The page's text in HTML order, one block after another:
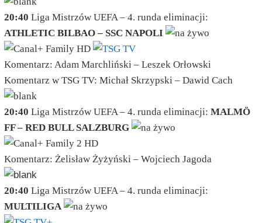
20:40 Liga Mistrzów UEFA – 4. runda eliminacji:
ATHLETIC BILBAO – SSC NAPOLI
Komentarz: Adam Marchliński – Leszek Orłowski
Komentarz w TSG TV: Michał Skrzypski – Dawid Cach
20:40 Liga Mistrzów UEFA – 4. runda eliminacji: MALMÖ
FF – RED BULL SALZBURG
Komentarz: Żelisław Żyżyński – Wojciech Jagoda
20:40 Liga Mistrzów UEFA – 4. runda eliminacji:
MULTILIGA